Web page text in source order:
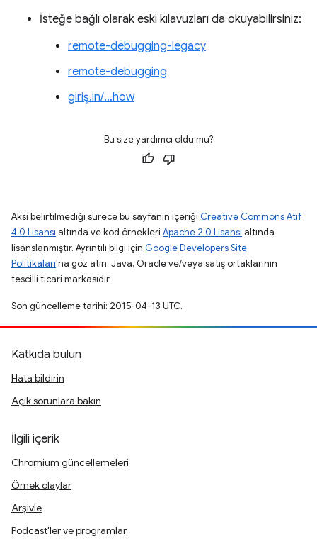
İsteğe bağlı olarak eski kılavuzları da okuyabilirsiniz:
remote-debugging-legacy
remote-debugging
giriş.in/…how
Bu size yardımcı oldu mu?
Aksi belirtilmediği sürece bu sayfanın içeriği Creative Commons Atıf
4.0 Lisansı altında ve kod örnekleri Apache 2.0 Lisansı altında
lisanslanmıştır. Ayrıntılı bilgi için Google Developers Site
Politikaları'na göz atın. Java, Oracle ve/veya satış ortaklarının
tescilli ticari markasıdır.
Son güncelleme tarihi: 2015-04-13 UTC.
Katkıda bulun
Hata bildirin
Açık sorunlara bakın
İlgili içerik
Chromium güncellemeleri
Örnek olaylar
Arşivle
Podcast'ler ve programlar